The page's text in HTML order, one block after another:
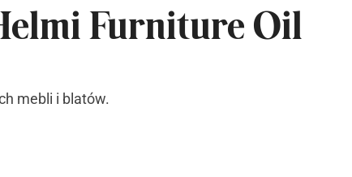
Furniture Oil
mebli i blatów.